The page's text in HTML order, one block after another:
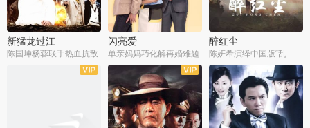
新猛龙过江
陈国坤杨蓉联手热血抗敌
闪亮爱
单亲妈妈巧化解再婚难题
醉红尘
陈妍希演绎中国版“乱世佳人”
全30集 全30集